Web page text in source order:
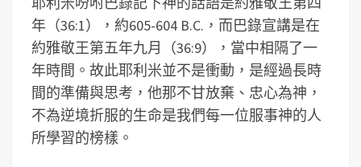
年（36:1），約605-604 B.C.，而巴錄宣講是在
約雅敬王第五年九月（36:9），當中相隔了一
年時間。故此耶利米並不是衝動，是經過長時
間的準備與思考，他那不甘放棄、忠心為神，
不為逆境折服的生命是我們每一位服事神的人
所學習的榜樣。